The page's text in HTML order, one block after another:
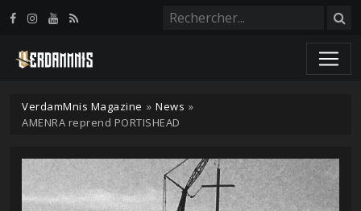
VerdamMnis Magazine » News »
AMENRA reprend PORTISHEAD
Panneau de gestion des cookies